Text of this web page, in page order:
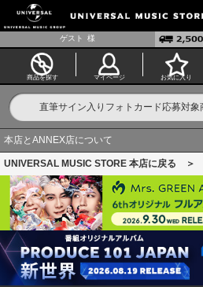
ゲスト 様
商品を探す マイページ お気に入り
本店とANNEX店について
UNIVERSAL MUSIC STORE 本店に戻る ＞